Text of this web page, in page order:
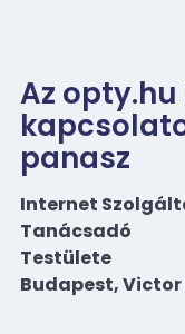
Az
panasz
Internet
Tanácsadó
Testülete
Budapest, Victor